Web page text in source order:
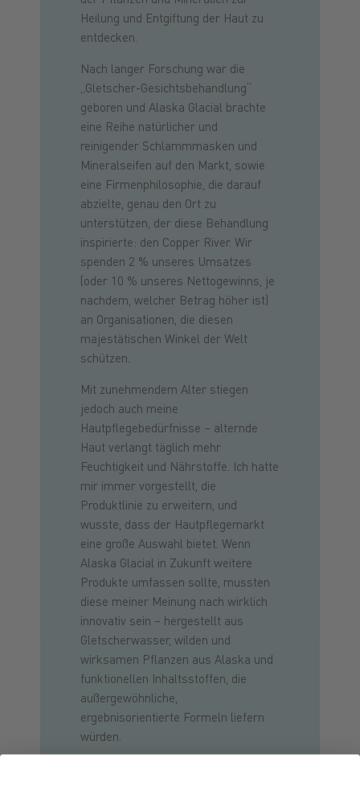
Heilung und Entgiftung der Haut zu
entdecken.
Nach langer Forschung war die
„Gletscher-Gesichtsbehandlung“
geboren und Alaska Glacial brachte
eine Reihe natürlicher und
reinigender Schlammmasken und
Mineralseifen auf den Markt, sowie
eine Firmenphilosophie, die darauf
abzielte, genau den Ort zu
unterstützen, der diese Behandlung
inspirierte: den Copper River. Wir
spenden 2 % unseres Umsatzes
(oder 10 % unseres Nettogewinns, je
nachdem, welcher Betrag höher ist)
an Organisationen, die diesen
majestätischen Winkel der Welt
schützen.
Mit zunehmendem Alter stiegen
jedoch auch meine
Hautpflegebedürfnisse – alternde
Haut verlangt täglich mehr
Feuchtigkeit und Nährstoffe. Ich hatte
mir immer vorgestellt, die
Produktlinie zu erweitern, und
wusste, dass der Hautpflegemarkt
eine große Auswahl bietet. Wenn
Alaska Glacial in Zukunft weitere
Produkte umfassen sollte, mussten
diese meiner Meinung nach wirklich
innovativ sein – hergestellt aus
Gletscherwasser, wilden und
wirksamen Pflanzen aus Alaska und
funktionellen Inhaltsstoffen, die
außergewöhnliche,
ergebnisorientierte Formeln liefern
würden.